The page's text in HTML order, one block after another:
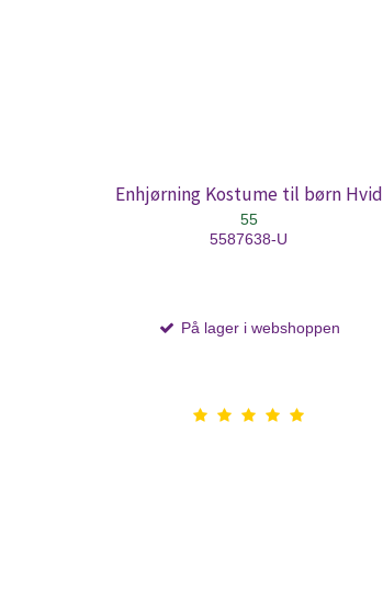
Enhjørning Kostume til børn Hvid
55
5587638-U
På lager i webshoppen